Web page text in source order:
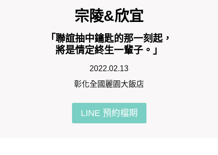
宗陵&欣宜
「聯誼抽中鑰匙的那一刻起，
將是情定終生一輩子。」
2022.02.13
彰化全國麗園大飯店
LINE 預約檔期